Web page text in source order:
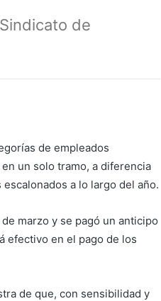
de
de empleados
un solo tramo, a diferencia
a lo largo del año.
marzo y se pagó un anticipo
efectivo en el pago de los
de que, con sensibilidad y